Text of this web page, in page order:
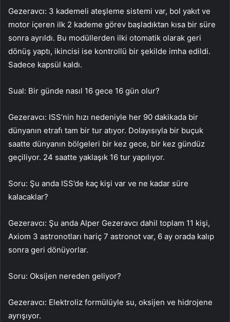
Gezeravcı: 3 kademeli ateşleme sistemi var, bol yakıt ve
motor içeren ilk 2 kademe görev başladıktan kısa bir süre
sonra ayrıldı. Bu modüllerden ilki otomatik olarak geri
dönüş yaptı, ikincisi ise kontrollü bir şekilde imha edildi.
Sadece kapsül kaldı.
Sual: Bir günde nasıl 16 gece 16 gün olur?
Gezeravcı: ISS’nin hızı nedeniyle her 90 dakikada bir
dünyanın etrafı tam bir tur atıyor. Dolayısıyla bir buçuk
saatte dünyanın bölgeleri bir kez gece, bir kez gündüz
geçiliyor. 24 saatte yaklaşık 16 tur yapılıyor.
Soru: Şu anda ISS’de kaç kişi var ve ne kadar süre
kalacaklar?
Gezeravcı: Şu anda Alper Gezeravcı dahil toplam 11 kişi,
Axiom 3 astronotları hariç 7 astronot var, 6 ay orada kalıp
sonra geri dönüyorlar.
Soru: Oksijen nereden geliyor?
Gezeravcı: Elektroliz formülüyle su, oksijen ve hidrojene
ayrışıyor.